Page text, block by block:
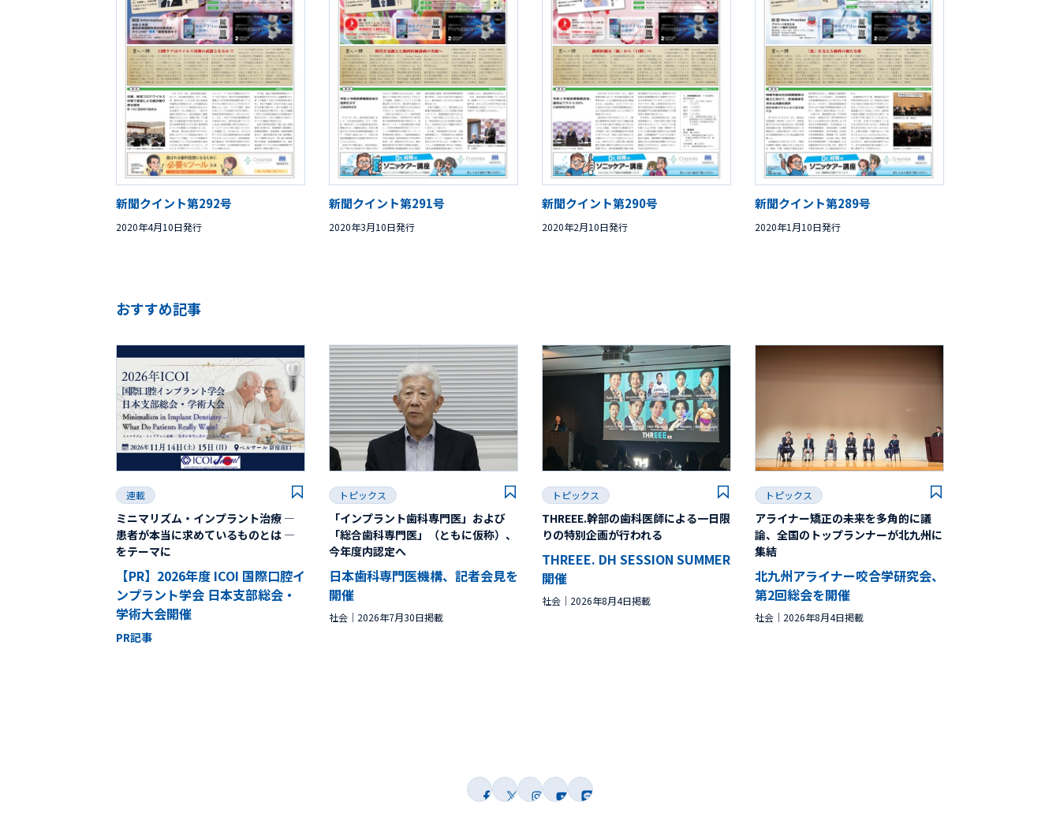
新聞クイント第292号
2020年4月10日発行
新聞クイント第291号
2020年3月10日発行
新聞クイント第290号
2020年2月10日発行
新聞クイント第289号
2020年1月10日発行
おすすめ記事
連載
ミニマリズム・インプラント治療 ―
患者が本当に求めているものとは ―
をテーマに
【PR】2026年度 ICOI 国際口腔イ
ンプラント学会 日本支部総会・
学術大会開催
PR記事
トピックス
「インプラント歯科専門医」および
「総合歯科専門医」（ともに仮称）、
今年度内認定へ
日本歯科専門医機構、記者会見を
開催
社会 2026年7月30日掲載
トピックス
THREEE.幹部の歯科医師による一日限
りの特別企画が行われる
THREEE. DH SESSION SUMMER
開催
社会 2026年8月4日掲載
トピックス
アライナー矯正の未来を多角的に議
論、全国のトップランナーが北九州に
集結
北九州アライナー咬合学研究会、
第2回総会を開催
社会 2026年8月4日掲載